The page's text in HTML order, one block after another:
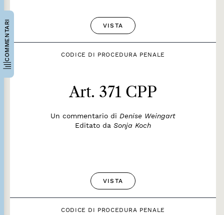
COMMENTARI VISTA
CODICE DI PROCEDURA PENALE
Art. 371 CPP
Un commentario di Denise Weingart
Editato da Sonja Koch
VISTA
CODICE DI PROCEDURA PENALE